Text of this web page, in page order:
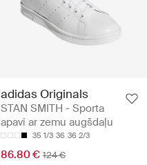
adidas Originals
STAN SMITH - Sporta
apavi ar zemu augšdaļu
35 1/3 36 36 2/3
86.80 € 124 €